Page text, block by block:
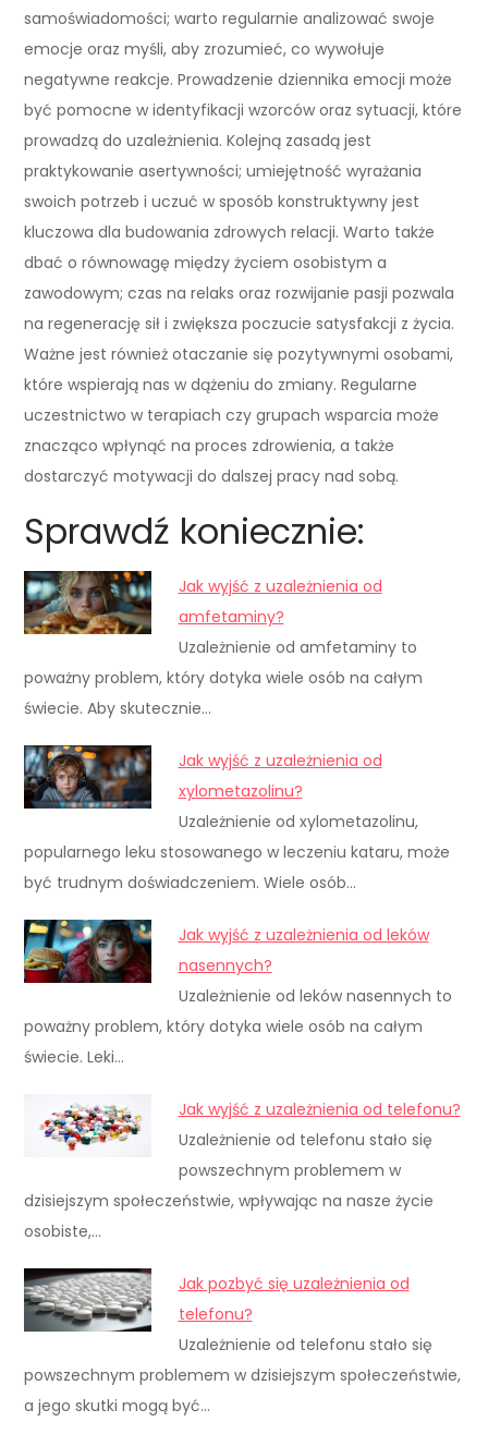
samoświadomości; warto regularnie analizować swoje
emocje oraz myśli, aby zrozumieć, co wywołuje
negatywne reakcje. Prowadzenie dziennika emocji może
być pomocne w identyfikacji wzorców oraz sytuacji, które
prowadzą do uzależnienia. Kolejną zasadą jest
praktykowanie asertywności; umiejętność wyrażania
swoich potrzeb i uczuć w sposób konstruktywny jest
kluczowa dla budowania zdrowych relacji. Warto także
dbać o równowagę między życiem osobistym a
zawodowym; czas na relaks oraz rozwijanie pasji pozwala
na regenerację sił i zwiększa poczucie satysfakcji z życia.
Ważne jest również otaczanie się pozytywnymi osobami,
które wspierają nas w dążeniu do zmiany. Regularne
uczestnictwo w terapiach czy grupach wsparcia może
znacząco wpłynąć na proces zdrowienia, a także
dostarczyć motywacji do dalszej pracy nad sobą.
Sprawdź koniecznie:
Jak wyjść z uzależnienia od
amfetaminy?
Uzależnienie od amfetaminy to
poważny problem, który dotyka wiele osób na całym
świecie. Aby skutecznie…
Jak wyjść z uzależnienia od
xylometazolinu?
Uzależnienie od xylometazolinu,
popularnego leku stosowanego w leczeniu kataru, może
być trudnym doświadczeniem. Wiele osób…
Jak wyjść z uzależnienia od leków
nasennych?
Uzależnienie od leków nasennych to
poważny problem, który dotyka wiele osób na całym
świecie. Leki…
Jak wyjść z uzależnienia od telefonu?
Uzależnienie od telefonu stało się
powszechnym problemem w
dzisiejszym społeczeństwie, wpływając na nasze życie
osobiste,…
Jak pozbyć się uzależnienia od
telefonu?
Uzależnienie od telefonu stało się
powszechnym problemem w dzisiejszym społeczeństwie,
a jego skutki mogą być…